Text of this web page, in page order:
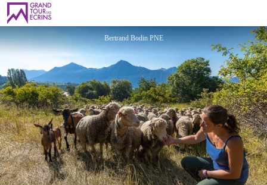
Viande d'agneau - GAEC du Caïre
Bertrand Bodin PNE